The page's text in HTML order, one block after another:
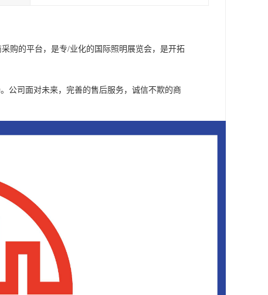
购的平台，是专/业化的国际照明展览会，是开拓
公司面对未来，完善的售后服务，诚信不欺的商